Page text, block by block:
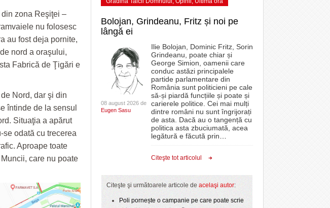
zona Reşiţei –
nu folosesc
au fost deja pornite,
nord a oraşului,
Fabrică de Ţigări e
Nord, dar şi din
întinde de la sensul
Situaţia a apărut
odată cu trecerea
Aproape toate
care nu poate
Bolojan, Grindeanu, Fritz și noi pe
lângă ei
08 august 2026 de
Eugen Sasu
Ilie Bolojan, Dominic Fritz, Sorin
Grindeanu, poate chiar și
George Simion, oamenii care
conduc astăzi principalele
partide parlamentare din
România sunt politicieni pe cale
să-și piardă funcțiile și poate și
carierele politice. Cei mai mulți
dintre români nu sunt îngrijorați
de asta. Dacă au o tangență cu
politica asta zbuciumată, acea
legătură e făcută prin
Citeşte tot articolul
Citeşte şi următoarele articole de acelaşi autor:
Poli pornește o campanie pe care poate scrie